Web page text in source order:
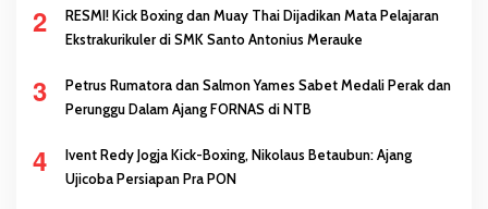
2
RESMI! Kick Boxing dan Muay Thai Dijadikan Mata Pelajaran
Ekstrakurikuler di SMK Santo Antonius Merauke
3
Petrus Rumatora dan Salmon Yames Sabet Medali Perak dan
Perunggu Dalam Ajang FORNAS di NTB
4
Ivent Redy Jogja Kick-Boxing, Nikolaus Betaubun: Ajang
Ujicoba Persiapan Pra PON